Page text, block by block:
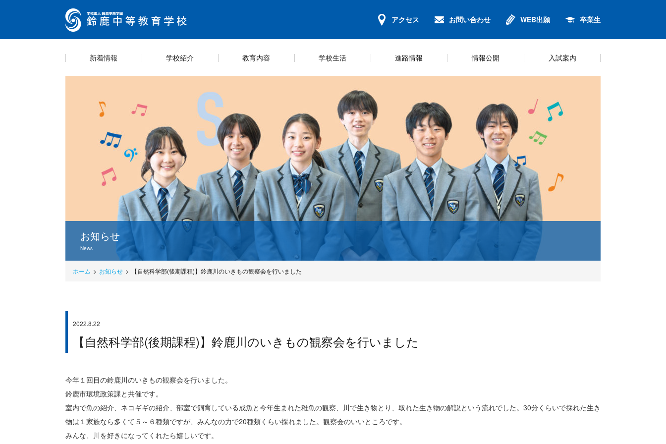
アクセス お問い合わせ WEB出願 卒業生
新着情報 学校紹介
学校紹介
Introducing School
キャンパスマップ
学校長挨拶 保護者会 災害時の対応 鈴6同窓会
教育内容
教育内容
Education
カリキュラム＆コース紹介 英語・グローバル教育
海外研修 体験型学習 探究活動 キャリアプログラム
学校生活
学校生活
https://guide.ckip.jp/suzuka-h/ Life
スクールライフ
生徒の心得
進路情報 情報公開
情報公開
information
学則 プライバシーポリシー
部活動ガイドライン 学校評価 財務報告 シラバス
入試案内
入試案内
Entrance examination
スケジュール
説明会のご案内 WEB出願等の手続き
お知らせ
News
ホーム お知らせ 【自然科学部(後期課程)】鈴鹿川のいきもの観察会を行いました
2022.8.22
【自然科学部(後期課程)】鈴鹿川のいきもの観察会を行いました
今年１回目の鈴鹿川のいきもの観察会を行いました。
鈴鹿市環境政策課と共催です。
室内で魚の紹介、ネコギギの紹介、部室で飼育している成魚と今年生まれた稚魚の観察、川で生き物とり、取れた生き物の解説という流れでした。30分くらいで採れた生き
物は１家族なら多くて５～６種類ですが、みんなの力で20種類くらい採れました。観察会のいいところです。
みんな、川を好きになってくれたら嬉しいです。